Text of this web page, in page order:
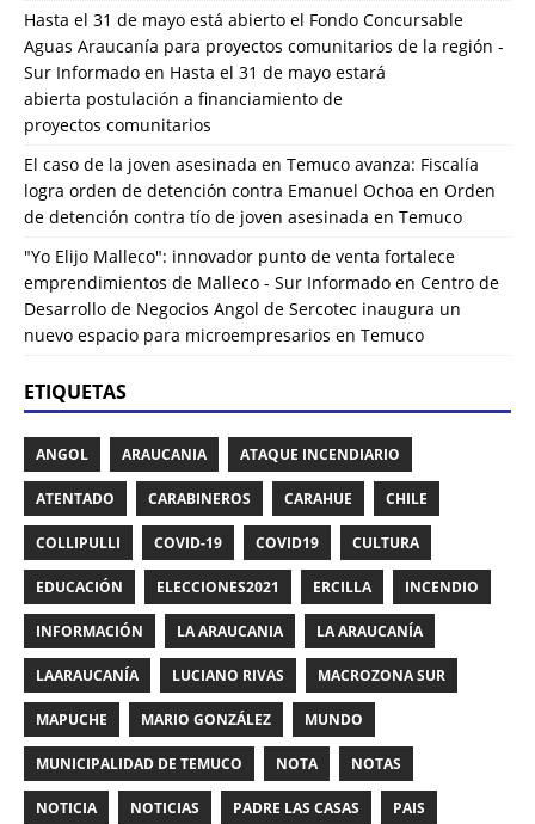
Hasta el 31 de mayo está abierto el Fondo Concursable
Aguas Araucanía para proyectos comunitarios de la región -
Sur Informado en Hasta el 31 de mayo estará
abierta postulación a financiamiento de
proyectos comunitarios
El caso de la joven asesinada en Temuco avanza: Fiscalía
logra orden de detención contra Emanuel Ochoa en Orden
de detención contra tío de joven asesinada en Temuco
"Yo Elijo Malleco": innovador punto de venta fortalece
emprendimientos de Malleco - Sur Informado en Centro de
Desarrollo de Negocios Angol de Sercotec inaugura un
nuevo espacio para microempresarios en Temuco
ETIQUETAS
ANGOL ARAUCANIA ATAQUE INCENDIARIO
ATENTADO CARABINEROS CARAHUE CHILE
COLLIPULLI COVID-19 COVID19 CULTURA
EDUCACIÓN ELECCIONES2021 ERCILLA INCENDIO
INFORMACIÓN LA ARAUCANIA LA ARAUCANÍA
LAARAUCANÍA LUCIANO RIVAS MACROZONA SUR
MAPUCHE MARIO GONZÁLEZ MUNDO
MUNICIPALIDAD DE TEMUCO NOTA NOTAS
NOTICIA NOTICIAS PADRE LAS CASAS PAIS